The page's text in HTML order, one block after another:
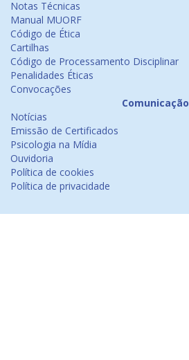
Notas Técnicas
Manual MUORF
Código de Ética
Cartilhas
Código de Processamento Disciplinar
Penalidades Éticas
Convocações
Comunicação
Notícias
Emissão de Certificados
Psicologia na Mídia
Ouvidoria
Política de cookies
Política de privacidade